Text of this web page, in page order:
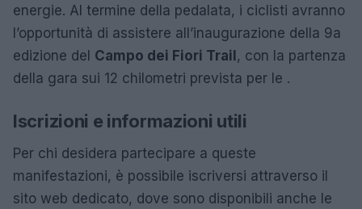
energie. Al termine della pedalata, i ciclisti avranno
l’opportunità di assistere all’inaugurazione della 9a
edizione del Campo dei Fiori Trail, con la partenza
della gara sui 12 chilometri prevista per le .
Iscrizioni e informazioni utili
Per chi desidera partecipare a queste
manifestazioni, è possibile iscriversi attraverso il
sito web dedicato, dove sono disponibili anche le